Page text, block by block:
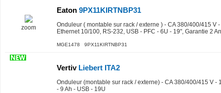
zoom
Eaton 9PX11KIRTNBP31
Onduleur ( montable sur rack / externe ) - CA 380/400/415 V
Ethernet 10/100, RS-232, USB - PFC - 6U - 19", Garantie 2
MGE1478 9PX11KIRTNBP31
VertivLiebert ITA2
Onduleur (montable sur rack / externe) - CA 380/400/415 V -
- 9 Ah - USB - 19U